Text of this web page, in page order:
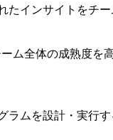
インサイトをチ
全体の成熟度を
ムを設計・実行